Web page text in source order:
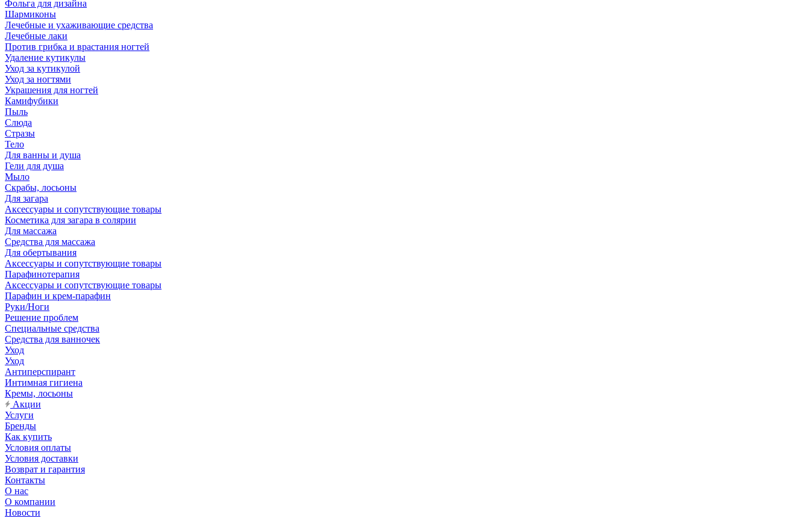
Фольга для дизайна
Шармиконы
Лечебные и ухаживающие средства
Лечебные лаки
Против грибка и врастания ногтей
Удаление кутикулы
Уход за кутикулой
Уход за ногтями
Украшения для ногтей
Камифубики
Пыль
Слюда
Стразы
Тело
Для ванны и душа
Гели для душа
Мыло
Скрабы, лосьоны
Для загара
Аксессуары и сопутствующие товары
Косметика для загара в солярии
Для массажа
Средства для массажа
Для обертывания
Аксессуары и сопутствующие товары
Парафинотерапия
Аксессуары и сопутствующие товары
Парафин и крем-парафин
Руки/Ноги
Решение проблем
Специальные средства
Средства для ванночек
Уход
Уход
Антиперспирант
Интимная гигиена
Кремы, лосьоны
Акции
Услуги
Бренды
Как купить
Условия оплаты
Условия доставки
Возврат и гарантия
Контакты
О нас
О компании
Новости